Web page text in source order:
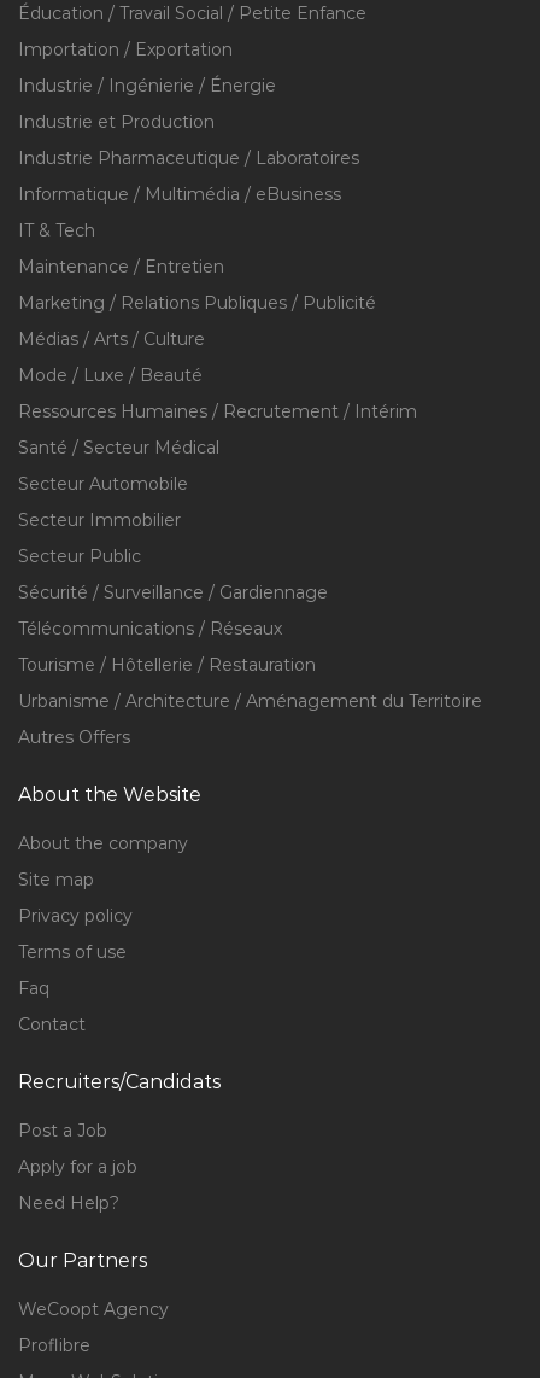
Éducation / Travail Social / Petite Enfance
Importation / Exportation
Industrie / Ingénierie / Énergie
Industrie et Production
Industrie Pharmaceutique / Laboratoires
Informatique / Multimédia / eBusiness
IT & Tech
Maintenance / Entretien
Marketing / Relations Publiques / Publicité
Médias / Arts / Culture
Mode / Luxe / Beauté
Ressources Humaines / Recrutement / Intérim
Santé / Secteur Médical
Secteur Automobile
Secteur Immobilier
Secteur Public
Sécurité / Surveillance / Gardiennage
Télécommunications / Réseaux
Tourisme / Hôtellerie / Restauration
Urbanisme / Architecture / Aménagement du Territoire
Autres Offers
About the Website
About the company
Site map
Privacy policy
Terms of use
Faq
Contact
Recruiters/Candidats
Post a Job
Apply for a job
Need Help?
Our Partners
WeCoopt Agency
Proflibre